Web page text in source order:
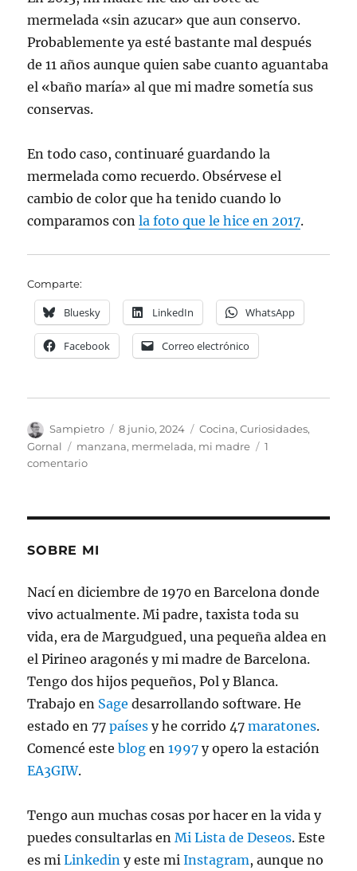
mermelada «sin azucar» que aun conservo.
Probablemente ya esté bastante mal después
de 11 años aunque quien sabe cuanto aguantaba
el «baño maría» al que mi madre sometía sus
conservas.
En todo caso, continuaré guardando la
mermelada como recuerdo. Obsérvese el
cambio de color que ha tenido cuando lo
comparamos conla foto que le hice en 2017.
Comparte:
Bluesky LinkedIn WhatsApp
Facebook Correo electrónico
Autor
Sampietro
Publicado
el
8 junio, 2024 Categorías
Cocina,Curiosidades,
Gornal
Etiquetas
manzana, mermelada, mi madre
1
comentarioen
madre
SOBRE MI
Nací en diciembre de 1970 en Barcelona donde
vivo actualmente. Mi padre, taxista toda su
vida, era de Margudgued, una pequeña aldea en
el Pirineo aragonés y mi madre de Barcelona.
Tengo dos hijos pequeños, Pol y Blanca.
Trabajo en Sage desarrollando software. He
estado en 77países y he corrido 47maratones.
Comencé esteblog en1997 y opero la estación
EA3GIW.
Tengo aun muchas cosas por hacer en la vida y
puedes consultarlas enMi Lista de Deseos. Este
es miLinkedin y este miInstagram, aunque no